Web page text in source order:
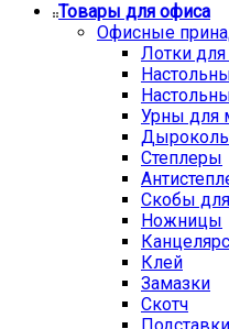
Товары для офиса
Офисные
Лотки для
Урны для
Степлеры
Скобы
Ножницы
Клей
Замазки
Скотч